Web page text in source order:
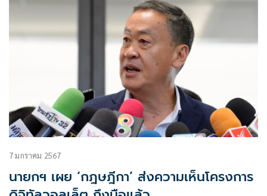
7 มกราคม 2567
นายกฯ เผย ‘กฎษฎีกา’ ส่งความเห็นโครงการ